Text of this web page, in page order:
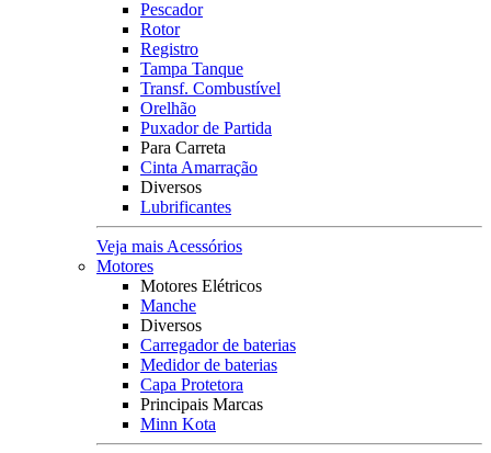
Pescador
Rotor
Registro
Tampa Tanque
Transf. Combustível
Orelhão
Puxador de Partida
Para Carreta
Cinta Amarração
Diversos
Lubrificantes
Veja mais Acessórios
Motores
Motores Elétricos
Manche
Diversos
Carregador de baterias
Medidor de baterias
Capa Protetora
Principais Marcas
Minn Kota